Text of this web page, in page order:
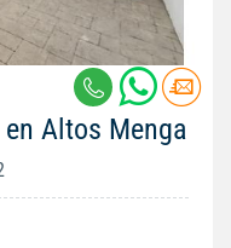
Altos Menga